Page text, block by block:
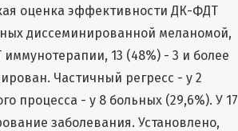
оценка эффективности ДК-ФДТ
диссеминированной меланомой,
13 (48%) - 3 и более
Частичный регресс - у 2
процесса - у 8 больных (29,6%). У 17
заболевания. Установлено,